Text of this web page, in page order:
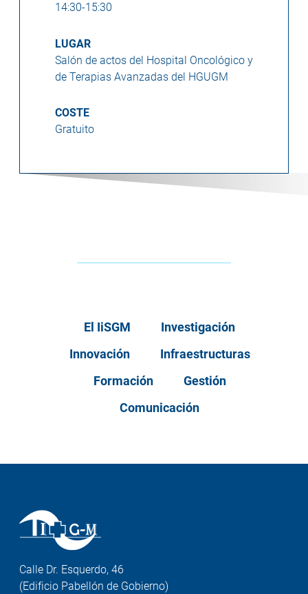
14:30-15:30
LUGAR
Salón de actos del Hospital Oncológico y
de Terapias Avanzadas del HGUGM
COSTE
Gratuito
El IiSGM
Investigación
Innovación
Infraestructuras
Formación
Gestión
Comunicación
Calle Dr. Esquerdo, 46
(Edificio Pabellón de Gobierno)